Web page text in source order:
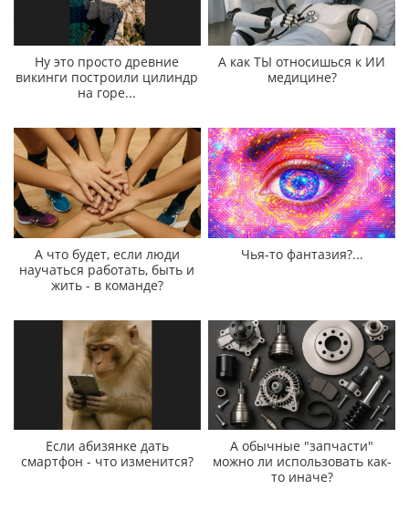
Ну это просто древние
викинги построили цилиндр
на горе...
А как ТЫ относишься к ИИ
медицине?
А что будет, если люди
научаться работать, быть и
жить - в команде?
Чья-то фантазия?...
Если абизянке дать
смартфон - что изменится?
А обычные "запчасти"
можно ли использовать как-
то иначе?